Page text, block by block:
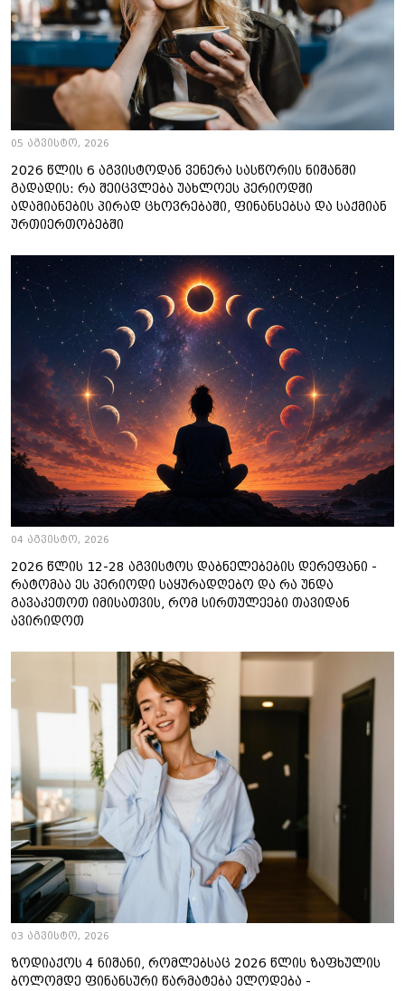
05 აგვისტო, 2026
2026 წლის 6 აგვისტოდან ვენერა სასწორის ნიშანში
გადადის: რა შეიცვლება უახლოეს პერიოდში
ადამიანების პირად ცხოვრებაში, ფინანსებსა და საქმიან
ურთიერთობებში
04 აგვისტო, 2026
2026 წლის 12-28 აგვისტოს დაბნელებების დერეფანი -
რატომაა ეს პერიოდი საყურადღებო და რა უნდა
გავაკეთოთ იმისათვის, რომ სირთულეები თავიდან
ავირიდოთ
03 აგვისტო, 2026
ზოდიაქოს 4 ნიშანი, რომლებსაც 2026 წლის ზაფხულის
ბოლომდე ფინანსური წარმატება ელოდება -